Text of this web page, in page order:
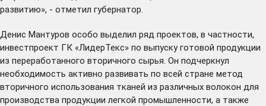
развитию», - отметил губернатор.
Денис Мантуров особо выделил ряд проектов, в частности,
инвестпроект ГК «ЛидерТекс» по выпуску готовой продукции
из переработанного вторичного сырья. Он подчеркнул
необходимость активно развивать по всей стране метод
вторичного использования тканей из различных волокон для
производства продукции легкой промышленности, а также